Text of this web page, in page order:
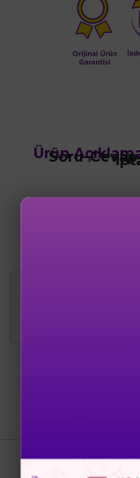
Ürün
Soru-
Bu ürünün